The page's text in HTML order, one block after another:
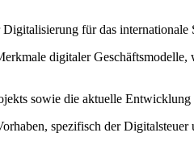
für das
digitaler
sowie die aktuelle
spezifisch der